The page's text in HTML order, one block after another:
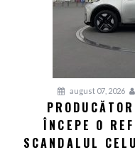
august 07, 2026
ÎNCEPE O
SCANDALUL